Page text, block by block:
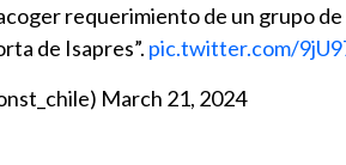
requerimiento de un grupo de
de Isapres”. pic.twitter.com/
March 21, 2024